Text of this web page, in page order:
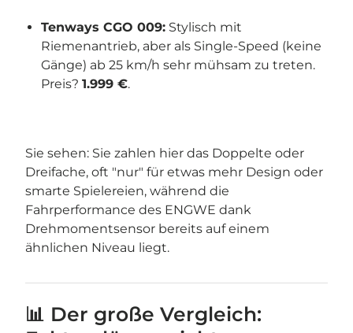
Tenways CGO 009: Stylisch mit
Riemenantrieb, aber als Single-Speed (keine
Gänge) ab 25 km/h sehr mühsam zu treten.
Preis? 1.999 €.
Sie sehen: Sie zahlen hier das Doppelte oder
Dreifache, oft "nur" für etwas mehr Design oder
smarte Spielereien, während die
Fahrperformance des ENGWE dank
Drehmomentsensor bereits auf einem
ähnlichen Niveau liegt.
📊 Der große Vergleich: